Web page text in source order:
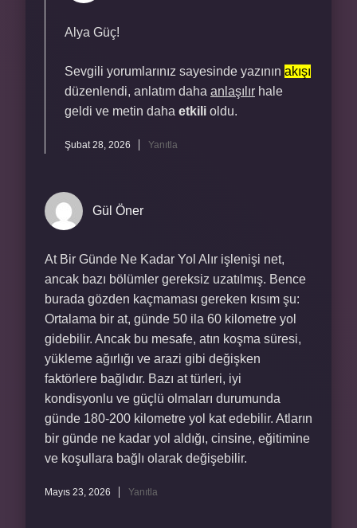
Alya Güç!
Sevgili yorumlarınız sayesinde yazının akışı
düzenlendi, anlatım daha anlaşılır hale
geldi ve metin daha etkili oldu.
Şubat 28, 2026 Yanıtla
Gül Öner
At Bir Günde Ne Kadar Yol Alır işlenişi net,
ancak bazı bölümler gereksiz uzatılmış. Bence
burada gözden kaçmaması gereken kısım şu:
Ortalama bir at, günde 50 ila 60 kilometre yol
gidebilir. Ancak bu mesafe, atın koşma süresi,
yükleme ağırlığı ve arazi gibi değişken
faktörlere bağlıdır. Bazı at türleri, iyi
kondisyonlu ve güçlü olmaları durumunda
günde 180-200 kilometre yol kat edebilir. Atların
bir günde ne kadar yol aldığı, cinsine, eğitimine
ve koşullara bağlı olarak değişebilir.
Mayıs 23, 2026 Yanıtla